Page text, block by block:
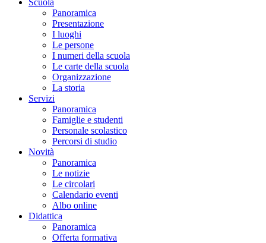
Scuola
Panoramica
Presentazione
I luoghi
Le persone
I numeri della scuola
Le carte della scuola
Organizzazione
La storia
Servizi
Panoramica
Famiglie e studenti
Personale scolastico
Percorsi di studio
Novità
Panoramica
Le notizie
Le circolari
Calendario eventi
Albo online
Didattica
Panoramica
Offerta formativa